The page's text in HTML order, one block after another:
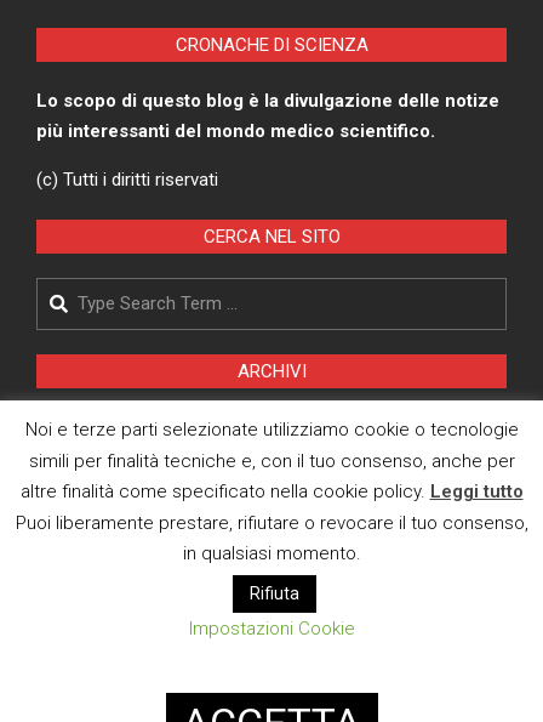
CRONACHE DI SCIENZA
Lo scopo di questo blog è la divulgazione delle notize
più interessanti del mondo medico scientifico.
(c) Tutti i diritti riservati
CERCA NEL SITO
Search
ARCHIVI
Archivi
Pagina Privacy Policy
Modifica consenso cookies
CI TROVI ANCHE SU
Noi e terze parti selezionate utilizziamo cookie o tecnologie
simili per finalità tecniche e, con il tuo consenso, anche per
altre finalità come specificato nella cookie policy. Leggi tutto
Puoi liberamente prestare, rifiutare o revocare il tuo consenso,
in qualsiasi momento.
Rifiuta
Impostazioni Cookie